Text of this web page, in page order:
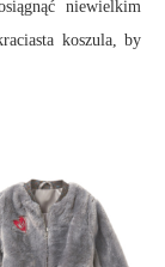
niewielkim
koszula, by